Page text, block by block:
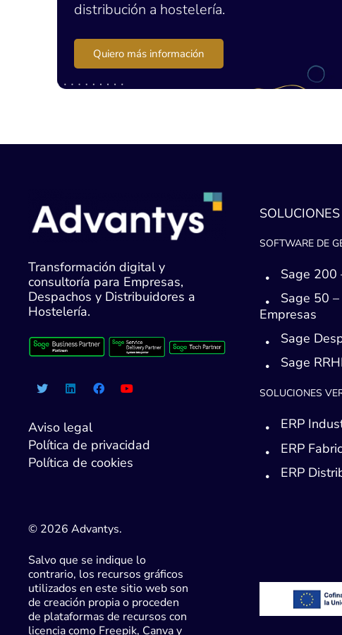
distribución a hostelería.
Quiero más información
Transformación digital y
consultoría para Empresas,
Despachos y Distribuidores a
Hostelería.
Aviso legal
Política de privacidad
Política de cookies
© 2026 Advantys.
Salvo que se indique lo
contrario, los recursos gráficos
utilizados en este sitio web son
de creación propia o proceden
de plataformas de recursos con
licencia como Freepik, Canva y
SOFTWARE DE
Sage 200
Sage 50
Empresas
Sage
Sage
SOLUCIONES
ERP
ERP
ERP